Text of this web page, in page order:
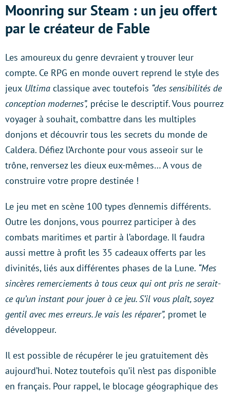
Moonring sur Steam : un jeu offert
par le créateur de Fable
Les amoureux du genre devraient y trouver leur
compte. Ce RPG en monde ouvert reprend le style des
jeux Ultima classique avec toutefois “des sensibilités de
conception modernes”, précise le descriptif. Vous pourrez
voyager à souhait, combattre dans les multiples
donjons et découvrir tous les secrets du monde de
Caldera. Défiez l’Archonte pour vous asseoir sur le
trône, renversez les dieux eux-mêmes… A vous de
construire votre propre destinée !
Le jeu met en scène 100 types d’ennemis différents.
Outre les donjons, vous pourrez participer à des
combats maritimes et partir à l’abordage. Il faudra
aussi mettre à profit les 35 cadeaux offerts par les
divinités, liés aux différentes phases de la Lune. “Mes
sincères remerciements à tous ceux qui ont pris ne serait-
ce qu’un instant pour jouer à ce jeu. S’il vous plaît, soyez
gentil avec mes erreurs. Je vais les réparer”, promet le
développeur.
Il est possible de récupérer le jeu gratuitement dès
aujourd’hui. Notez toutefois qu’il n’est pas disponible
en français. Pour rappel, le blocage géographique des